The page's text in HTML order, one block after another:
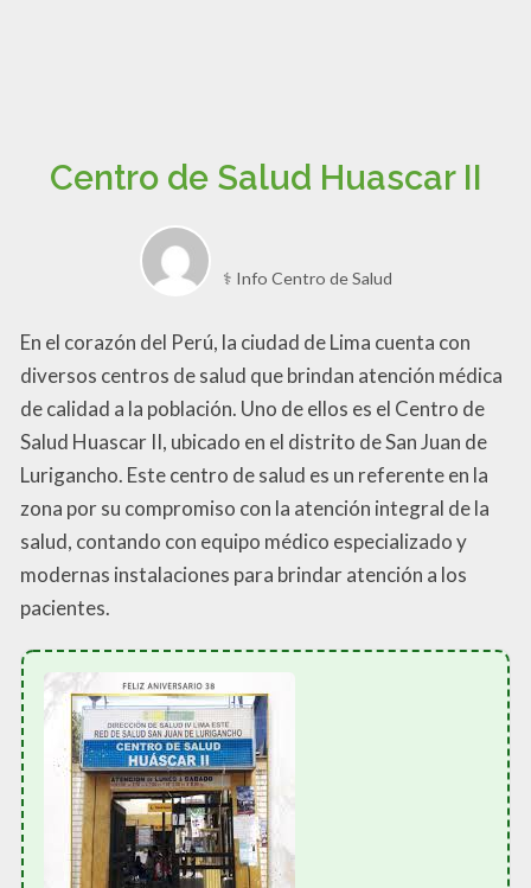
Centro de Salud Huascar II
⚕️ Info Centro de Salud
En el corazón del Perú, la ciudad de Lima cuenta con
diversos centros de salud que brindan atención médica
de calidad a la población. Uno de ellos es el Centro de
Salud Huascar II, ubicado en el distrito de San Juan de
Lurigancho. Este centro de salud es un referente en la
zona por su compromiso con la atención integral de la
salud, contando con equipo médico especializado y
modernas instalaciones para brindar atención a los
pacientes.